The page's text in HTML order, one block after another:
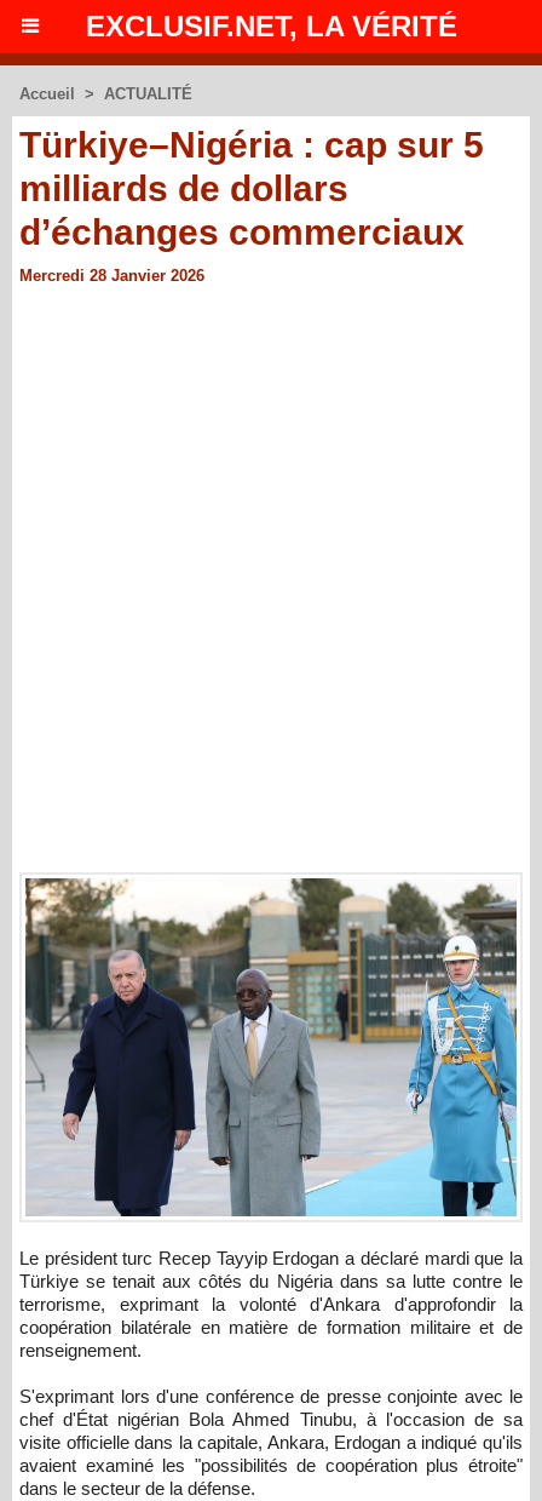
EXCLUSIF.NET, LA VÉRITÉ
Accueil > ACTUALITÉ
Türkiye–Nigéria : cap sur 5
milliards de dollars
d’échanges commerciaux
Mercredi 28 Janvier 2026
Le président turc Recep Tayyip Erdogan a déclaré mardi que la
Türkiye se tenait aux côtés du Nigéria dans sa lutte contre le
terrorisme, exprimant la volonté d'Ankara d'approfondir la
coopération bilatérale en matière de formation militaire et de
renseignement.
S'exprimant lors d'une conférence de presse conjointe avec le
chef d'État nigérian Bola Ahmed Tinubu, à l'occasion de sa
visite officielle dans la capitale, Ankara, Erdogan a indiqué qu'ils
avaient examiné les "possibilités de coopération plus étroite"
dans le secteur de la défense.